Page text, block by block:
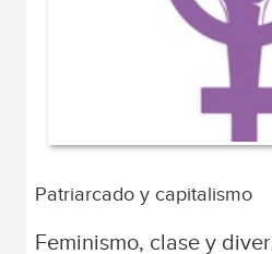
Patriarcado y capitalismo
Feminismo, clase y